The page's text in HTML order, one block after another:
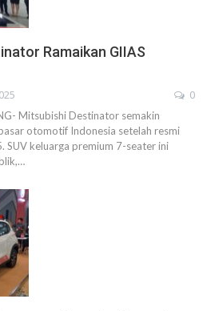
Ramaikan GIIAS
0
Mitsubishi Destinator semakin
otomotif Indonesia setelah resmi
SUV keluarga premium 7-seater ini